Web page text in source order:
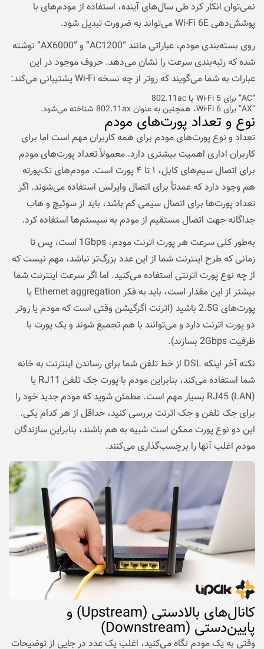
نمی‌توان انکار کرد طی سال‌های آینده، استفاده از مودم‌های با
پوشش‌دهی Wi-Fi 6E می‌تواند به ضرورت تبدیل شود.
روی بسته‌بندی مودم، عباراتی مانند “AC1200” و “AX6000” نوشته
شده که رتبه‌بندی سرعت را نشان می‌دهد. حروف موجود در این
عبارات به شما می‌گویند که روتر از چه نسخه Wi-Fi پشتیبانی می‌کند:
“AC” برای Wi-Fi 5 یا 802.11ac
“AX” برای Wi-Fi 6، همچنین به عنوان 802.11ax شناخته می‌شود.
نوع و تعداد پورت‌های مودم
تعداد و نوع پورت‌های مودم برای همه کاربران مهم است اما برای
کاربران اداری اهمیت بیشتری دارد. معمولاً تعداد پورت‌های مودم
برای اتصال سیم‌های کابل، ۱ تا ۴ پورت است. مودم‌های تک‌پورته
هم وجود دارد که عمدتاً برای اتصال وایرلس استفاده می‌شوند. اگر
تعداد پورت‌ها برای اتصال سیمی کم باشد، باید از سوئیچ و هاب
جداگانه جهت اتصال مستقیم از مودم به سیستم‌ها استفاده کرد.
به‌طور کلی سرعت هر پورت اترنت مودم، 1Gbps است، پس تا
زمانی که طرح اینترنت شما از این عدد بزرگ‌تر نباشد، مهم نیست که
از چه نوع پورت اترنتی استفاده می‌کنید. اما اگر سرعت اینترنت شما
بیشتر از این مقدار است، باید به فکر Ethernet aggregation یا
پورت‌های 2.5G باشید (اترنت اگرگیشن وقتی است که مودم یا روتر
دو پورت اترنت دارد و می‌توانند با هم تجمیع شوند و یک پورت با
ظرفیت 2Gbps بسازند).
نکته آخر اینکه DSL از خط تلفن شما برای رساندن اینترنت به خانه
شما استفاده می‌کند، بنابراین مودم با پورت جک تلفن RJ11 یا
RJ45 (LAN) بسیار مهم است. مطمئن شوید که مودم جدید خود را
برای جک تلفن و جک اترنت بررسی کنید، حداقل از هر کدام یکی.
این دو نوع پورت ممکن است شبیه به هم باشند، بنابراین سازندگان
مودم اغلب آنها را برچسب‌گذاری می‌کنند.
کانال‌های بالادستی (Upstream) و
پایین‌دستی (Downstream)
وقتی به یک مودم نگاه می‌کنید، اغلب یک عدد در جایی از توضیحات